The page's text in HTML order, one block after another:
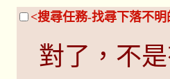
<搜尋任務-找尋下落不
對了，不